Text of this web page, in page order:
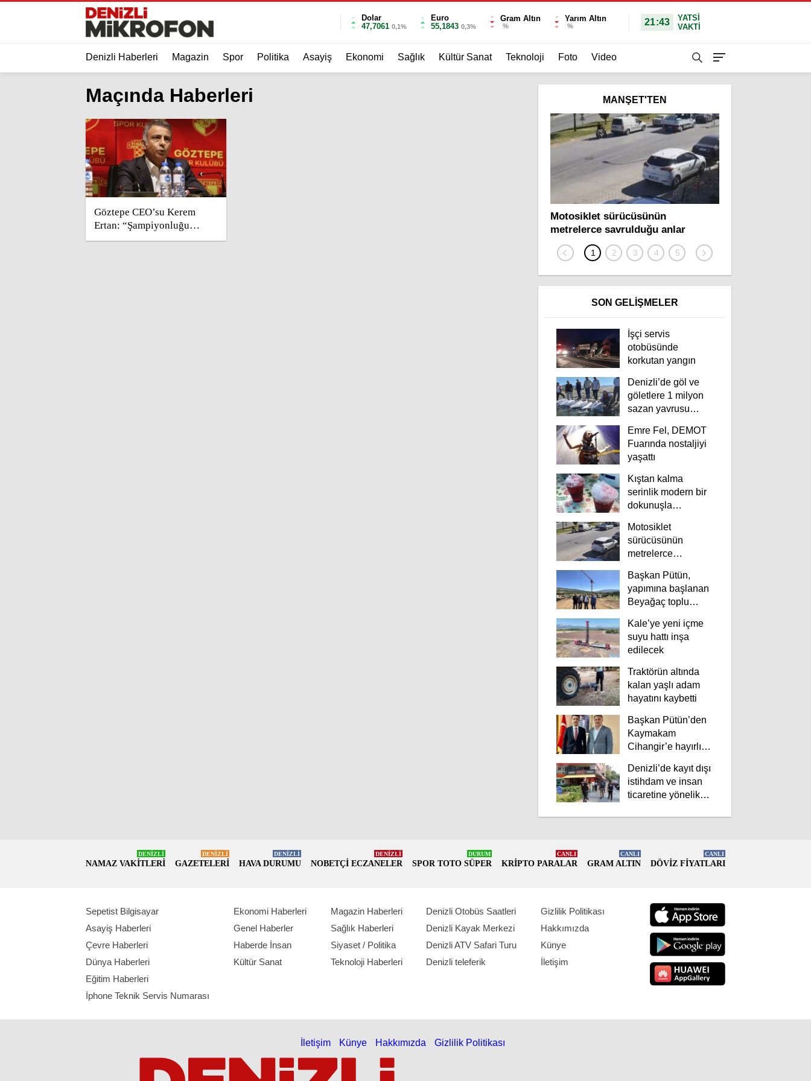
Dolar
47,7061 0,1%
Euro
55,1843 0,3%
Gram Altın
%
Yarım Altın
% 21:43
YATSI
VAKTİ
Denizli Haberleri Magazin Spor Politika Asayiş Ekonomi Sağlık Kültür Sanat Teknoloji Foto Video
Maçında Haberleri
Göztepe CEO’su Kerem
Ertan: “Şampiyonluğu
Bodrum FK maçında
MANŞET'TEN
Motosiklet sürücüsünün
metrelerce savrulduğu anlar
güvenlik kamerasında
SON GELİŞMELER
İşçi servis
otobüsünde
korkutan yangın
Denizli’de göl ve
göletlere 1 milyon
sazan yavrusu
Emre Fel, DEMOT
Fuarında nostaljiyi
yaşattı
Kıştan kalma
serinlik modern bir
dokunuşla
Motosiklet
sürücüsünün
metrelerce
güvenlik
kamerasında
Başkan Pütün,
yapımına başlanan
Beyağaç toplu
Kale’ye yeni içme
suyu hattı inşa
edilecek
Traktörün altında
kalan yaşlı adam
hayatını kaybetti
Başkan Pütün’den
Kaymakam
Cihangir’e hayırlı
Denizli’de kayıt dışı
istihdam ve insan
ticaretine yönelik
NAMAZ VAKİTLERİ
DENİZLİ
GAZETELERİ
DENİZLİ
HAVA DURUMU
DENİZLİ
NOBETÇİ ECZANELER
DENİZLİ
SPOR TOTO SÜPER
DURUM
KRİPTO PARALAR
CANLI
GRAM ALTIN
CANLI
DÖVİZ FİYATLARI
CANLI
Sepetist Bilgisayar
Asayiş Haberleri
Çevre Haberleri
Dünya Haberleri
Eğitim Haberleri
İphone Teknik Servis Numarası
Ekonomi Haberleri
Genel Haberler
Haberde İnsan
Kültür Sanat
Magazin Haberleri
Sağlık Haberleri
Siyaset / Politika
Teknoloji Haberleri
Denizli Otobüs Saatleri
Denizli Kayak Merkezi
Denizli ATV Safari Turu
Denizli teleferik
Gizlilik Politikası
Hakkımızda
Künye
İletişim
İletişim Künye Hakkımızda Gizlilik Politikası